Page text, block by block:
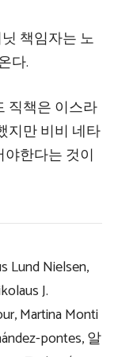
책임자는 노
다.
직책은 이스라
지만 비비 네타
한다는 것이
Lund Nielsen,
J.
Martina Monti
pontes, 알